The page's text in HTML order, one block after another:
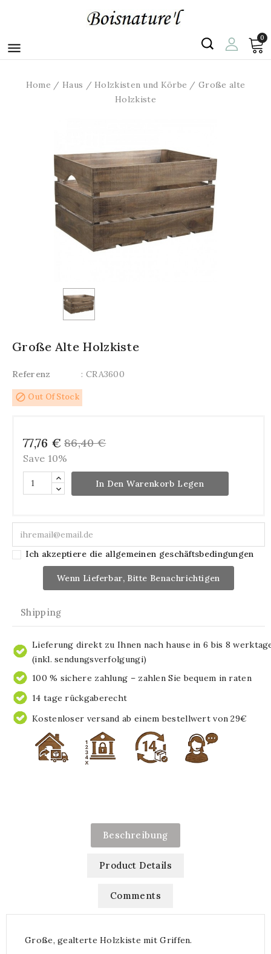

0
Home Haus Holzkisten und Körbe
Große alte
Holzkiste
Große Alte Holzkiste
Referenz : CRA3600
block Out Of Stock
77,76 € 86,40 €
Save 10%
In Den Warenkorb Legen
Ich akzeptiere die allgemeinen geschäftsbedingungen
Wenn Lieferbar, Bitte Benachrichtigen
Shipping
Lieferung direkt zu Ihnen nach hause in 6 bis 8
(inkl. sendungsverfolgungi)
100 % sichere zahlung – zahlen Sie bequem in raten
14 tage rückgaberecht
Kostenloser versand ab einem bestellwert von 29€
Beschreibung
Product Details
Comments
Große, gealterte Holzkiste mit Griffen.